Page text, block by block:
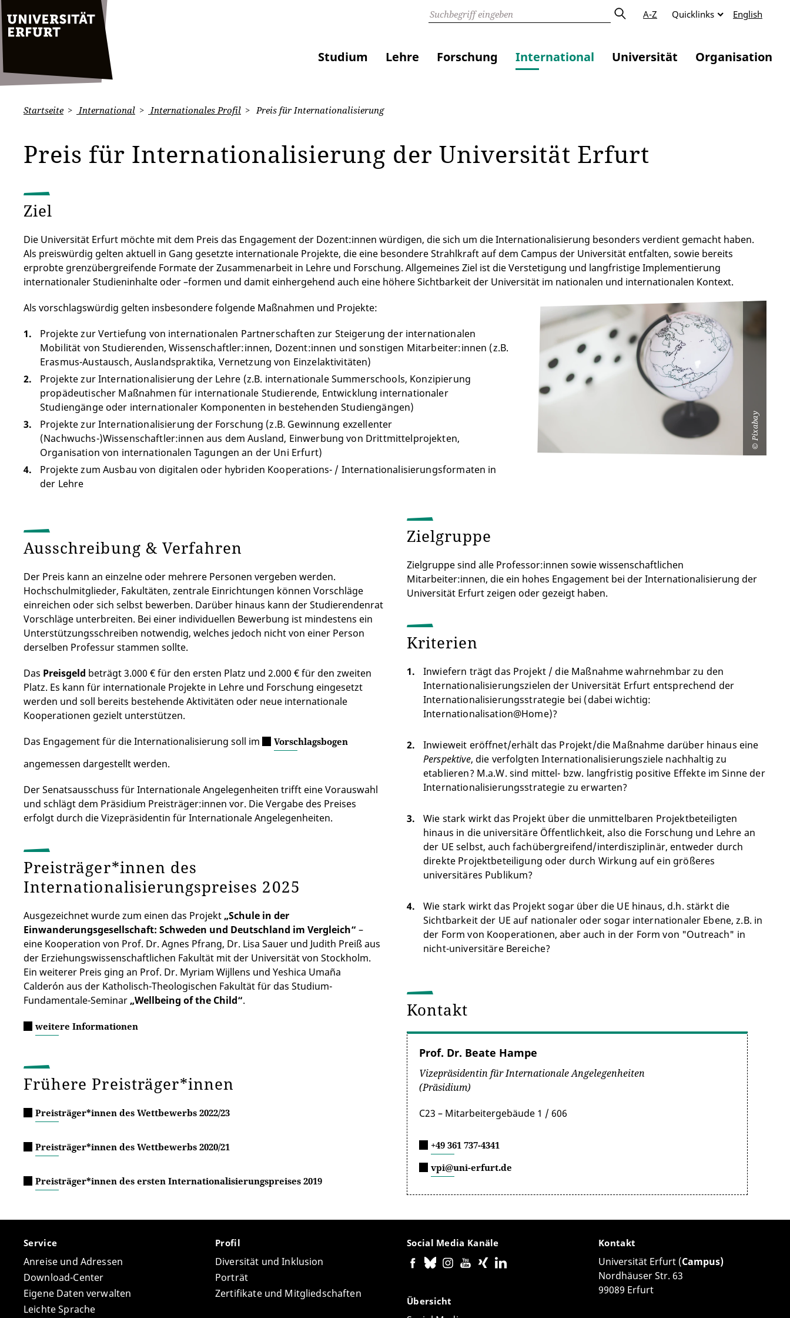
A-Z Quicklinks English
Studium Lehre Forschung International Universität Organisation
Startseite International Internationales Profil Preis für Internationalisierung
Preis für Internationalisierung der Universität Erfurt
Ziel
Die Universität Erfurt möchte mit dem Preis das Engagement der Dozent:innen würdigen, die sich um die Internationalisierung besonders verdient gemacht haben.
Als preiswürdig gelten aktuell in Gang gesetzte internationale Projekte, die eine besondere Strahlkraft auf dem Campus der Universität entfalten, sowie bereits
erprobte grenzübergreifende Formate der Zusammenarbeit in Lehre und Forschung. Allgemeines Ziel ist die Verstetigung und langfristige Implementierung
internationaler Studieninhalte oder –formen und damit einhergehend auch eine höhere Sichtbarkeit der Universität im nationalen und internationalen Kontext.
Als vorschlagswürdig gelten insbesondere folgende Maßnahmen und Projekte:
Projekte zur Vertiefung von internationalen Partnerschaften zur Steigerung der internationalen
Mobilität von Studierenden, Wissenschaftler:innen, Dozent:innen und sonstigen Mitarbeiter:innen (z.B.
Erasmus-Austausch, Auslandspraktika, Vernetzung von Einzelaktivitäten)
Projekte zur Internationalisierung der Lehre (z.B. internationale Summerschools, Konzipierung
propädeutischer Maßnahmen für internationale Studierende, Entwicklung internationaler
Studiengänge oder internationaler Komponenten in bestehenden Studiengängen)
Projekte zur Internationalisierung der Forschung (z.B. Gewinnung exzellenter
(Nachwuchs-)Wissenschaftler:innen aus dem Ausland, Einwerbung von Drittmittelprojekten,
Organisation von internationalen Tagungen an der Uni Erfurt)
Projekte zum Ausbau von digitalen oder hybriden Kooperations- / Internationalisierungsformaten in
der Lehre
©
Pixabay
Ausschreibung & Verfahren
Der Preis kann an einzelne oder mehrere Personen vergeben werden.
Hochschulmitglieder, Fakultäten, zentrale Einrichtungen können Vorschläge
einreichen oder sich selbst bewerben. Darüber hinaus kann der Studierendenrat
Vorschläge unterbreiten. Bei einer individuellen Bewerbung ist mindestens ein
Unterstützungsschreiben notwendig, welches jedoch nicht von einer Person
derselben Professur stammen sollte.
Das Preisgeld beträgt 3.000 € für den ersten Platz und 2.000 € für den zweiten
Platz. Es kann für internationale Projekte in Lehre und Forschung eingesetzt
werden und soll bereits bestehende Aktivitäten oder neue internationale
Kooperationen gezielt unterstützen.
Das Engagement für die Internationalisierung soll im
Vorschlagsbogen
angemessen dargestellt werden.
Der Senatsausschuss für Internationale Angelegenheiten trifft eine Vorauswahl
und schlägt dem Präsidium Preisträger:innen vor. Die Vergabe des Preises
erfolgt durch die Vizepräsidentin für Internationale Angelegenheiten.
Preisträger*innen des
Internationalisierungspreises 2025
Ausgezeichnet wurde zum einen das Projekt „Schule in der
Einwanderungsgesellschaft: Schweden und Deutschland im Vergleich“ –
eine Kooperation von Prof. Dr. Agnes Pfrang, Dr. Lisa Sauer und Judith Preiß aus
der Erziehungswissenschaftlichen Fakultät mit der Universität von Stockholm.
Ein weiterer Preis ging an Prof. Dr. Myriam Wijllens und Yeshica Umaña
Calderón aus der Katholisch-Theologischen Fakultät für das Studium-
Fundamentale-Seminar „Wellbeing of the Child“.
weitere Informationen
Frühere Preisträger*innen
Preisträger*innen des Wettbewerbs 2022/23
Preisträger*innen des Wettbewerbs 2020/21
Preisträger*innen des ersten Internationalisierungspreises 2019
Zielgruppe
Zielgruppe sind alle Professor:innen sowie wissenschaftlichen
Mitarbeiter:innen, die ein hohes Engagement bei der Internationalisierung der
Universität Erfurt zeigen oder gezeigt haben.
Kriterien
Inwiefern trägt das Projekt / die Maßnahme wahrnehmbar zu den
Internationalisierungszielen der Universität Erfurt entsprechend der
Internationalisierungsstrategie bei (dabei wichtig:
Internationalisation@Home)?
Inwieweit eröffnet/erhält das Projekt/die Maßnahme darüber hinaus eine
Perspektive, die verfolgten Internationalisierungsziele nachhaltig zu
etablieren? M.a.W. sind mittel- bzw. langfristig positive Effekte im Sinne der
Internationalisierungsstrategie zu erwarten?
Wie stark wirkt das Projekt über die unmittelbaren Projektbeteiligten
hinaus in die universitäre Öffentlichkeit, also die Forschung und Lehre an
der UE selbst, auch fachübergreifend/interdisziplinär, entweder durch
direkte Projektbeteiligung oder durch Wirkung auf ein größeres
universitäres Publikum?
Wie stark wirkt das Projekt sogar über die UE hinaus, d.h. stärkt die
Sichtbarkeit der UE auf nationaler oder sogar internationaler Ebene, z.B. in
der Form von Kooperationen, aber auch in der Form von "Outreach" in
nicht-universitäre Bereiche?
Kontakt
Prof. Dr. Beate Hampe
Vizepräsidentin für Internationale Angelegenheiten
(Präsidium)
C23 – Mitarbeitergebäude 1 / 606
+49 361 737-4341
vpi@uni-erfurt.de
Service
Anreise und Adressen
Download-Center
Eigene Daten verwalten
Leichte Sprache
Profil
Diversität und Inklusion
Porträt
Zertifikate und Mitgliedschaften
Social Media Kanäle
Übersicht
Kontakt
Universität Erfurt (Campus)
Nordhäuser Str. 63
99089 Erfurt